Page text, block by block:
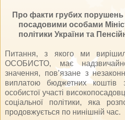
Про факти грубих
посадовими особами
політики України та
Питання, з якого ми
ОСОБИСТО, має
значення, пов’язане з
виплатою бюджетних коштів
особистої участі
соціальної політики, яка
продовжується по нинішній час.